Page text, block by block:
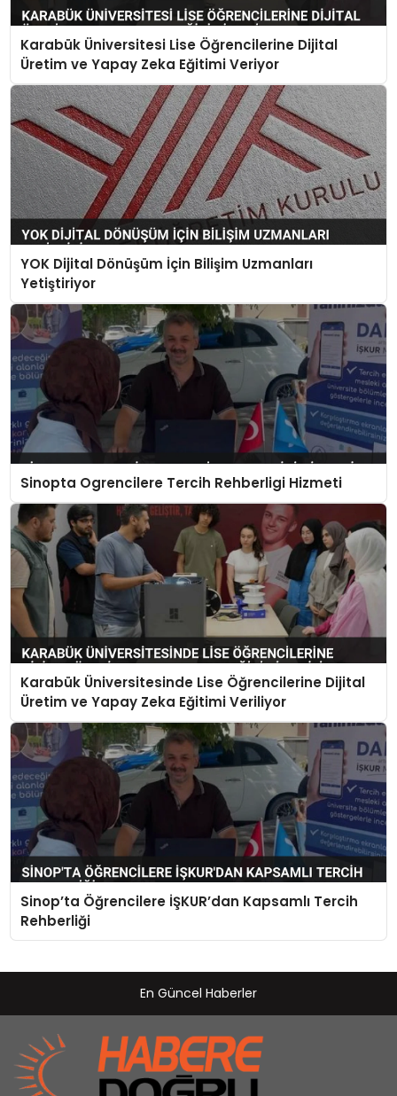
Karabük Üniversitesi Lise Öğrencilerine Dijital
Üretim ve Yapay Zeka Eğitimi Veriyor
YOK Dijital Dönüşüm İçin Bilişim Uzmanları
Yetiştiriyor
Sinopta Ogrencilere Tercih Rehberligi Hizmeti
Karabük Üniversitesinde Lise Öğrencilerine Dijital
Üretim ve Yapay Zeka Eğitimi Veriliyor
Sinop’ta Öğrencilere İŞKUR’dan Kapsamlı Tercih
Rehberliği
En Güncel Haberler